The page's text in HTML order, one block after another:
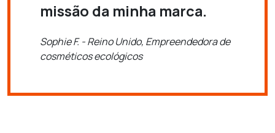
missão da minha marca.
Sophie F. - Reino Unido, Empreendedora de
cosméticos ecológicos